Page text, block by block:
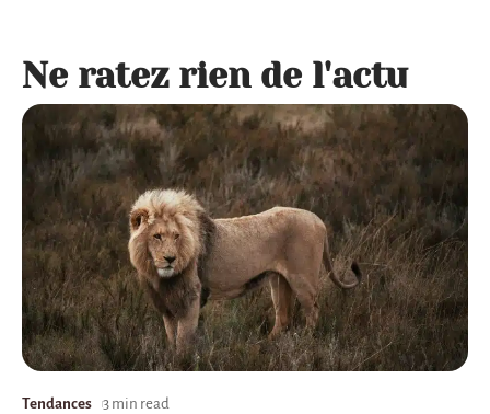
Ne ratez rien de l'actu
Tendances 3 min read